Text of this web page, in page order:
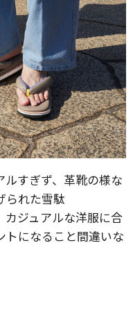
すぎず、革靴の様な
られた雪駄
カジュアルな洋服に合
トになること間違いな